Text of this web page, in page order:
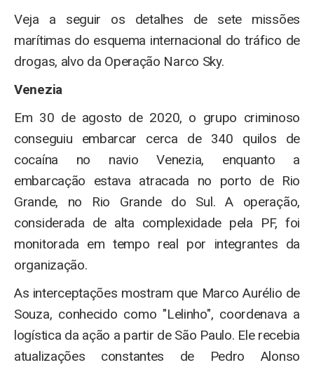
Veja a seguir os detalhes de sete missões
marítimas do esquema internacional do tráfico de
drogas, alvo da Operação Narco Sky.
Venezia
Em 30 de agosto de 2020, o grupo criminoso
conseguiu embarcar cerca de 340 quilos de
cocaína no navio Venezia, enquanto a
embarcação estava atracada no porto de Rio
Grande, no Rio Grande do Sul. A operação,
considerada de alta complexidade pela PF, foi
monitorada em tempo real por integrantes da
organização.
As interceptações mostram que Marco Aurélio de
Souza, conhecido como "Lelinho", coordenava a
logística da ação a partir de São Paulo. Ele recebia
atualizações constantes de Pedro Alonso